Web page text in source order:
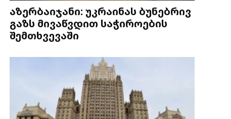
აზერბაიჯანი: უკრაინას ბუნებრივ
გაზს მივაწვდით საჭიროების
შემთხვევაში